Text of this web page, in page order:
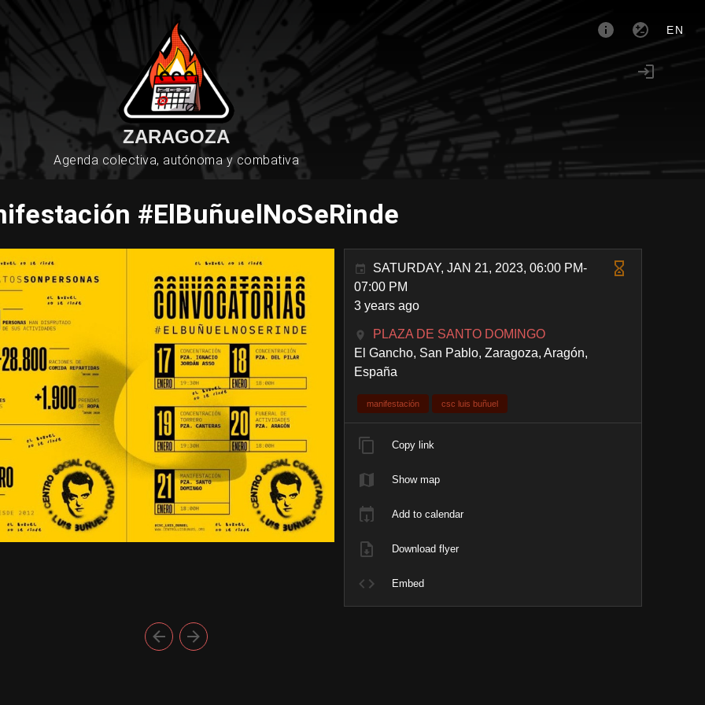
EN
ZARAGOZA
Agenda colectiva, autónoma y combativa
#ElBuñuelNoSeRinde
SATURDAY, JAN 21, 2023, 06:00 PM-
07:00 PM
3 years ago
PLAZA DE SANTO DOMINGO
El Gancho, San Pablo, Zaragoza, Aragón,
España
manifestación csc luis buñuel
Copy link
Show map
Add to calendar
Download flyer
Embed